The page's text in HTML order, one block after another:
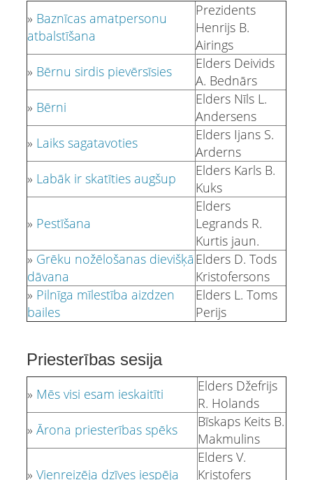
» Baznīcas amatpersonu
atbalstīšana
Prezidents
Henrijs B.
Airings
» Bērnu sirdis pievērsīsies
Elders Deivids
A. Bednārs
» Bērni
Elders Nīls L.
Andersens
» Laiks sagatavoties
Elders Ijans S.
Arderns
» Labāk ir skatīties augšup
Elders Karls B.
Kuks
» Pestīšana
Elders
Legrands R.
Kurtis jaun.
» Grēku nožēlošanas dievišķā
dāvana
Elders D. Tods
Kristofersons
» Pilnīga mīlestība aizdzen
bailes
Elders L. Toms
Perijs
Priesterības sesija
» Mēs visi esam ieskaitīti
Elders Džefrijs
R. Holands
» Ārona priesterības spēks
Bīskaps Keits B.
Makmulins
» Vienreizēja dzīves iespēja
Elders V.
Kristofers